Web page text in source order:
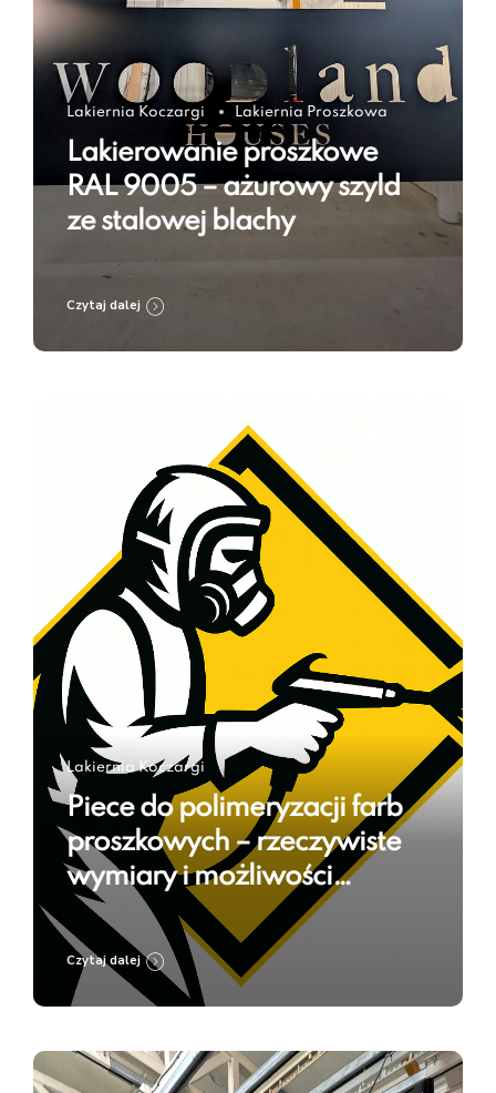
Lakiernia Koczargi Lakiernia Proszkowa
Lakierowanie proszkowe
RAL 9005 – ażurowy szyld
ze stalowej blachy
Czytaj dalej
Lakiernia Koczargi
Piece do polimeryzacji farb
proszkowych – rzeczywiste
wymiary i możliwości
Lakierni Koczargi
Czytaj dalej